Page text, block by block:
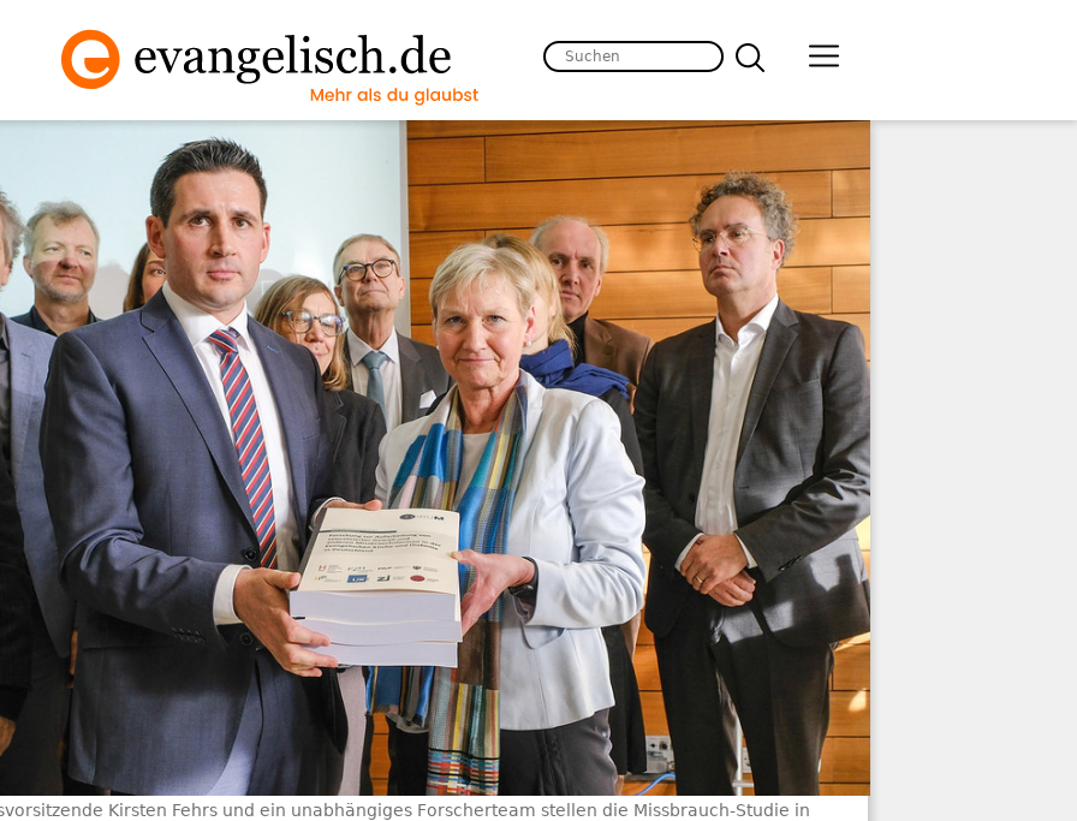
Kirsten Fehrs und ein unabhängiges Forscherteam stellen die Missbrauch-Studie in